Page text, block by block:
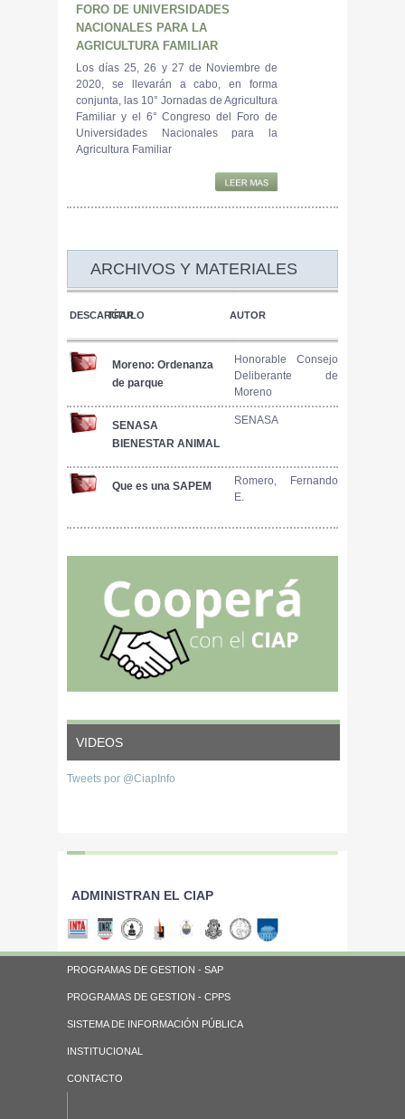
FORO DE UNIVERSIDADES
NACIONALES PARA LA
AGRICULTURA FAMILIAR
Los días 25, 26 y 27 de Noviembre de
2020, se llevarán a cabo, en forma
conjunta, las 10° Jornadas de Agricultura
Familiar y el 6° Congreso del Foro de
Universidades Nacionales para la
Agricultura Familiar
ARCHIVOS Y MATERIALES
DESCARGAR
TÍTULO AUTOR
Moreno: Ordenanza
de parque
Honorable Consejo
Deliberante de
Moreno
SENASA
BIENESTAR ANIMAL
1697/2019
SENASA
Que es una SAPEM
Romero, Fernando
E.
VIDEOS
Tweets por @CiapInfo
ADMINISTRAN EL CIAP
PROGRAMAS DE GESTION - SAP
PROGRAMAS DE GESTION - CPPS
SISTEMA DE INFORMACIÓN PÚBLICA
INSTITUCIONAL
CONTACTO